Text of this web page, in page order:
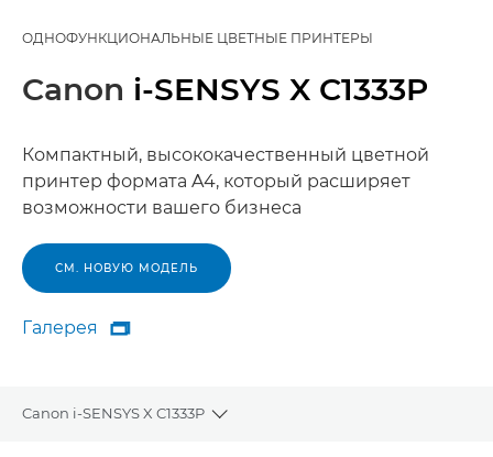
ОДНОФУНКЦИОНАЛЬНЫЕ ЦВЕТНЫЕ ПРИНТЕРЫ
Canon i-SENSYS X C1333P
Компактный, высококачественный цветной
принтер формата A4, который расширяет
возможности вашего бизнеса
СМ. НОВУЮ МОДЕЛЬ
Галерея
Галерея

Canon i-SENSYS X C1333P
Toggle breadcrumbs